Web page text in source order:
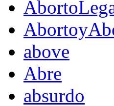
above
Abre
absurdo